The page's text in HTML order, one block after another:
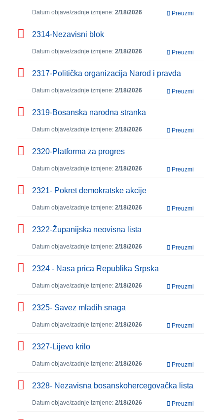
Datum objave/zadnje izmjene: 2/18/2026 Preuzmi
2314-Nezavisni blok
Datum objave/zadnje izmjene: 2/18/2026 Preuzmi
2317-Politička organizacija Narod i pravda
Datum objave/zadnje izmjene: 2/18/2026 Preuzmi
2319-Bosanska narodna stranka
Datum objave/zadnje izmjene: 2/18/2026 Preuzmi
2320-Platforma za progres
Datum objave/zadnje izmjene: 2/18/2026 Preuzmi
2321- Pokret demokratske akcije
Datum objave/zadnje izmjene: 2/18/2026 Preuzmi
2322-Županijska neovisna lista
Datum objave/zadnje izmjene: 2/18/2026 Preuzmi
2324 - Nasa prica Republika Srpska
Datum objave/zadnje izmjene: 2/18/2026 Preuzmi
2325- Savez mladih snaga
Datum objave/zadnje izmjene: 2/18/2026 Preuzmi
2327-Lijevo krilo
Datum objave/zadnje izmjene: 2/18/2026 Preuzmi
2328- Nezavisna bosanskohercegovačka lista
Datum objave/zadnje izmjene: 2/18/2026 Preuzmi